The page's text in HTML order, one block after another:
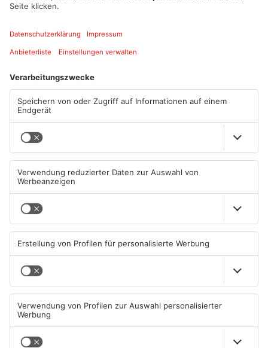
Die Moderation des TRIALOG übernimmt Jörg Engelhardt,
Begleitung durch die
Der TRIALOG- Depression steht jedem offen und ist nicht auf
beschränkt. Egal woher Sie kommen, Sie sind herzlich
willkommen.
Sollten Sie Fragen zum TRIALOG oder generell zum Bündnis
haben, schreiben Sie
gerne eine Email an untenstehende Adresse. Wir freuen uns
auf Sie !
Termin:
Jeden ersten Dienstag im Monat - 19:00 bis 20:30 Uhr im
Maximilian-
Kolbe-Haus, Anne-Frank-Straße 2 Seligenstadt-Froschhausen
Kontakt:
info@seligenstadt-depression.de
Datum und Uhrzeit
Di. 07. Feb. 2023, 19:00 Uhr - Di. 07. Feb. 2023, 23:59 Uhr
ICAL GOOGLE
Standort